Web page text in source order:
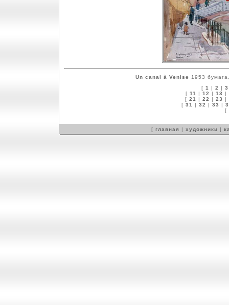
Un canal à Venise
1953
[ 1 | 2 | 3
[ 11 | 12 | 13 |
[ 21 | 22 | 23
|
[ 31 | 32 | 33 |
[
[ главная | художники |